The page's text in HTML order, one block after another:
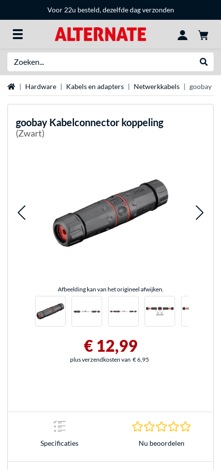
Voor 22u besteld, dezelfde dag verzonden
Home Hardware Kabels en adapters Netwerkkabels goobay
goobay Kabelconnector koppeling
(Zwart)
Afbeelding kan van het origineel afwijken.
€ 12,99
plus verzendkosten van € 6,95
Specificaties Nu beoordelen